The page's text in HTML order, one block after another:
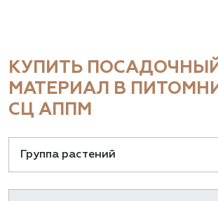
КУПИТЬ
МАТЕРИАЛ В
СЦ АППМ